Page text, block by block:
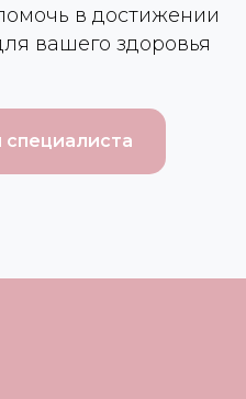
в достижении
вашего здоровья
специалиста